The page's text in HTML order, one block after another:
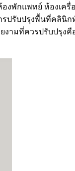
งพักแพทย์ ห้องเ
รปรับปรุงพื้นที่คลิ
งามที่ควรปรับป